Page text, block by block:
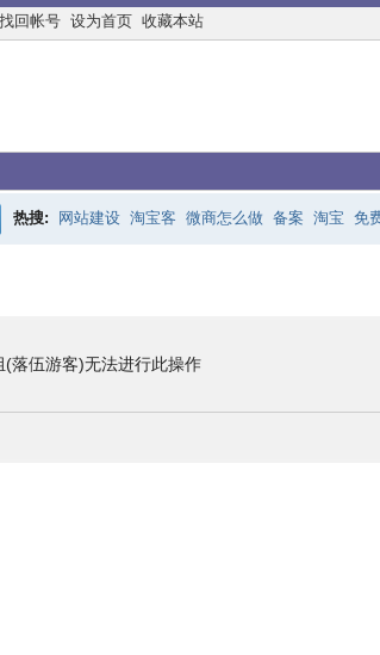
找回帐号 设为首页 收藏本站
热搜: 网站建设 淘宝客 微商怎么做 备案 淘宝 免
落伍游客)无法进行此操作